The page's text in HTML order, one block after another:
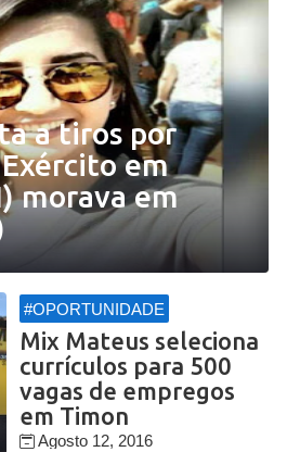
a tiros por
em
morava em
#OPORTUNIDADE
Mix Mateus seleciona
currículos para 500
vagas de empregos
em Timon
Agosto 12, 2016